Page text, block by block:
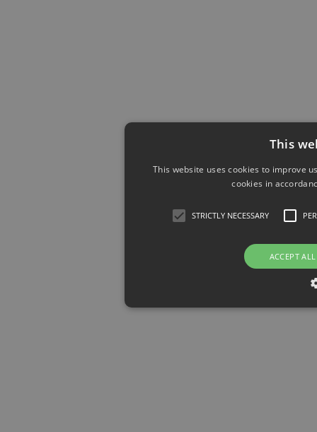
This
This website uses cookies to improve
cookies in
STRICTLY NECESSARY
ACCEPT ALL